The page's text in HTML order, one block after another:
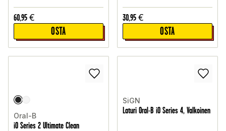
60,95 €
OSTA
30,95 €
OSTA
Oral-B
iO Series 2 Ultimate Clean
SiGN
Laturi Oral-B iO Series 4, Valkoinen